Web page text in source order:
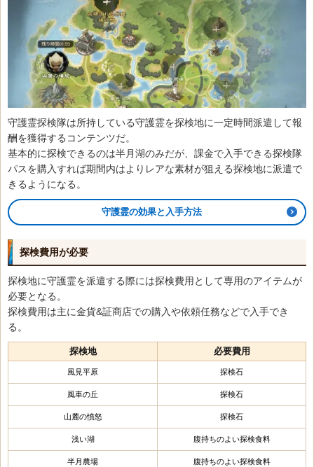
守護霊探検隊は所持している守護霊を探検地に一定時間派遣して報
酬を獲得するコンテンツだ。
基本的に探検できるのは半月湖のみだが、課金で入手できる探検隊
パスを購入すれば期間内はよりレアな素材が狙える探検地に派遣で
きるようになる。
守護霊の効果と入手方法
探検費用が必要
探検地に守護霊を派遣する際には探検費用として専用のアイテムが
必要となる。
探検費用は主に金貨&証商店での購入や依頼任務などで入手でき
る。
探検地 必要費用
風見平原 探検石
風車の丘 探検石
山麓の憤怒 探検石
浅い湖 腹持ちのよい探検食料
半月農場 腹持ちのよい探検食料